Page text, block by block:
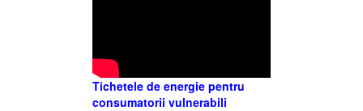
Tichetele de energie pentru
consumatorii vulnerabili